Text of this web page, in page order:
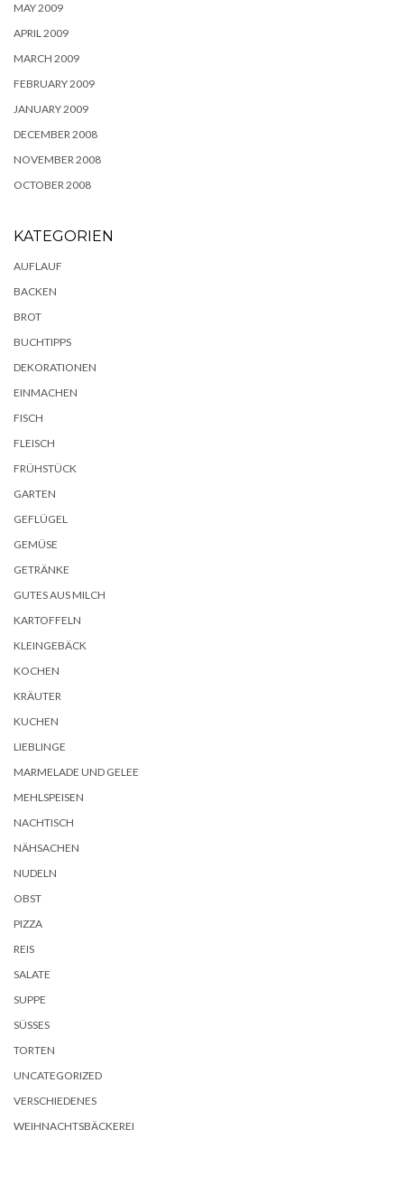
MAY 2009
APRIL 2009
MARCH 2009
FEBRUARY 2009
JANUARY 2009
DECEMBER 2008
NOVEMBER 2008
OCTOBER 2008
KATEGORIEN
AUFLAUF
BACKEN
BROT
BUCHTIPPS
DEKORATIONEN
EINMACHEN
FISCH
FLEISCH
FRÜHSTÜCK
GARTEN
GEFLÜGEL
GEMÜSE
GETRÄNKE
GUTES AUS MILCH
KARTOFFELN
KLEINGEBÄCK
KOCHEN
KRÄUTER
KUCHEN
LIEBLINGE
MARMELADE UND GELEE
MEHLSPEISEN
NACHTISCH
NÄHSACHEN
NUDELN
OBST
PIZZA
REIS
SALATE
SUPPE
SÜSSES
TORTEN
UNCATEGORIZED
VERSCHIEDENES
WEIHNACHTSBÄCKEREI